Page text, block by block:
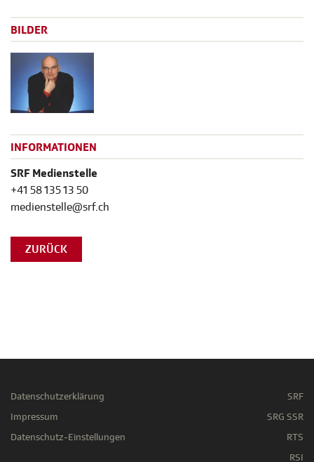
BILDER
INFORMATIONEN
SRF Medienstelle
+41 58 135 13 50
medienstelle@srf.ch
ZURÜCK
Datenschutzerklärung
Impressum
Datenschutz-Einstellungen
SRF
SRG SSR
RTS
RSI